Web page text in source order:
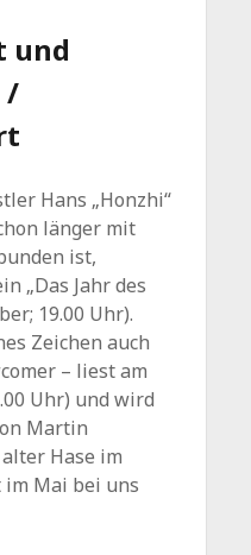
und
/
Hans „Honzhi“
länger mit
ist,
„Das Jahr des
19.00 Uhr).
Zeichen auch
– liest am
Uhr) und wird
Martin
Hase im
im Mai bei uns